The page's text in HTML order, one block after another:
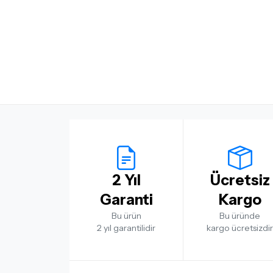
2 Yıl
Garanti
Bu ürün
2 yıl garantilidir
Ücretsiz
Kargo
Bu üründe
kargo ücretsizdir